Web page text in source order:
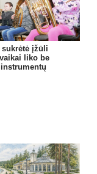
įžūli
liko be